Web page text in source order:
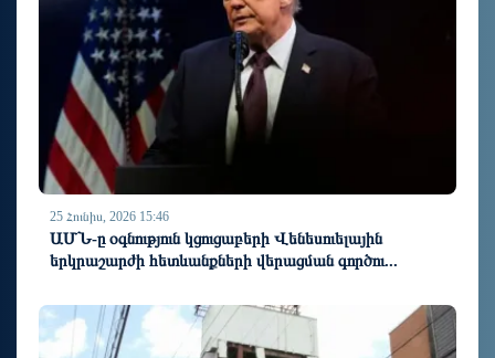
25 Հունիս, 2026 15:46
ԱՄՆ-ը օգնություն կցուցաբերի Վենեսուելային
երկրաշարժի հետևանքների վերացման գործու...